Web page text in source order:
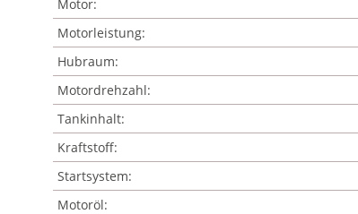
Motor:
Motorleistung:
Hubraum:
Motordrehzahl:
Tankinhalt:
Kraftstoff:
Startsystem:
Motoröl: